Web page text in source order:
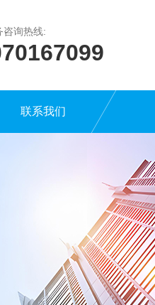
咨询热线:
联系我们